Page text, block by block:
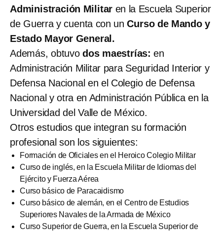
Administración Militar en la Escuela Superior
de Guerra y cuenta con unCurso de Mando y
Estado Mayor General.
Además, obtuvodos maestrías: en
Administración Militar para Seguridad Interior y
Defensa Nacional en el Colegio de Defensa
Nacional y otra en Administración Pública en la
Universidad del Valle de México.
Otros estudios que integran su formación
profesional son los siguientes:
Formación de Oficiales en el Heroico Colegio Militar
Curso de inglés, en la Escuela Militar de Idiomas del
Ejército y Fuerza Aérea
Curso básico de Paracaidismo
Curso básico de alemán, en el Centro de Estudios
Superiores Navales de la Armada de México
Curso Superior de Guerra, en la Escuela Superior de